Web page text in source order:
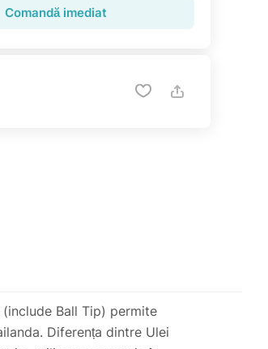
Comandă imediat
Ball Tip) permite
Diferența dintre Ulei